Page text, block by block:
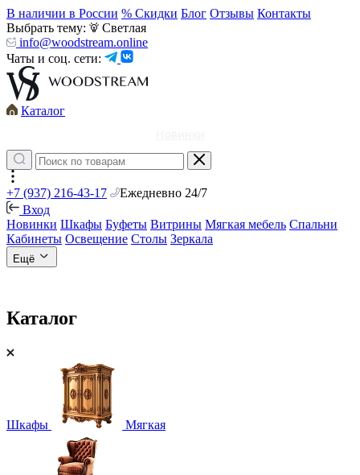
В наличии в России % Скидки Блог Отзывы Контакты
Выбрать тему:
Светлая
info@woodstream.online
Чаты и соц. сети:
Каталог
+7 (937) 216-43-17
Ежедневно 24/7
Вход
Новинки Шкафы Буфеты Витрины Мягкая мебель Спальни
Кабинеты Освещение Столы Зеркала
Ещё
Каталог
Шкафы Мягкая